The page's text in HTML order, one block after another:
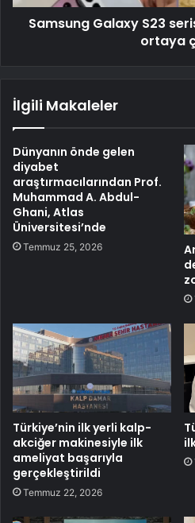
Samsung Galaxy S23
ortaya
İlgili Makaleler
Dünyanın önde gelen
diyabet
araştırmacılarından Prof.
Muhammad A. Abdul-
Ghani, Atlas
Üniversitesi’nde
Temmuz 25, 2026
Türkiye’nin ilk yerli kalp-
akciğer makinesiyle ilk
ameliyat başarıyla
gerçekleştirildi
Temmuz 22, 2026